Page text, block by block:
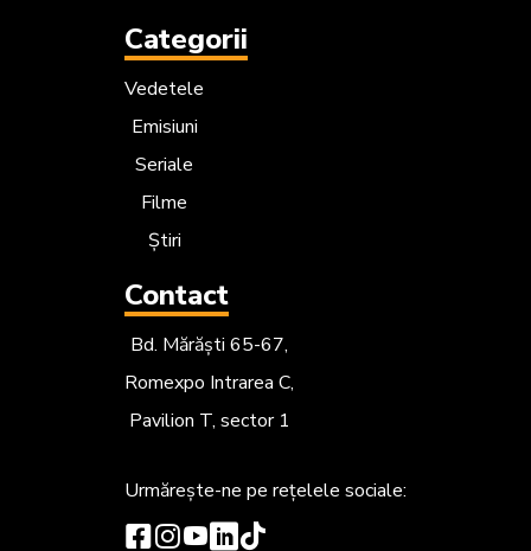
Categorii
Vedetele
Emisiuni
Seriale
Filme
Știri
Contact
Bd. Mărăști 65-67,
Romexpo Intrarea C,
Pavilion T, sector 1
Urmărește-ne pe rețelele sociale: